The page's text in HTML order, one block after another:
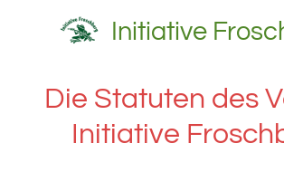
Hauptinhalt
Initiative
Die Statuten des
Initiative